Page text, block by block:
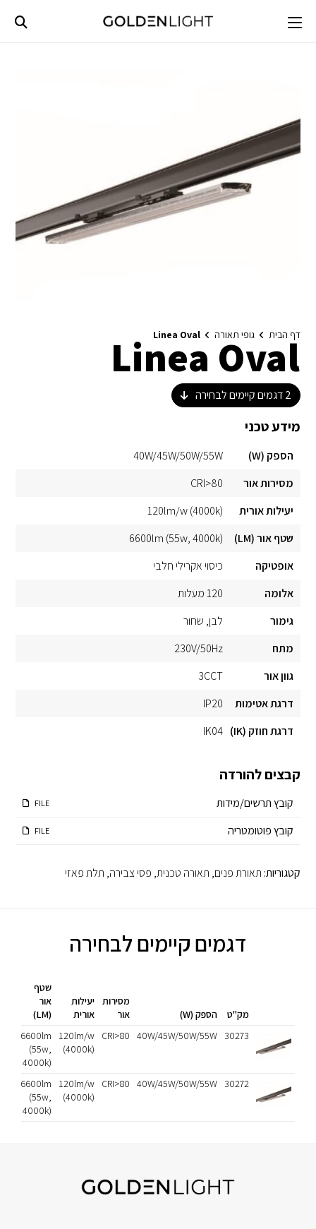
content
דף הבית גופי תאורה Linea Oval
Linea Oval
2דגמים קיימים לבחירה
מידע טכני
הספק (W)
40W/45W/50W/55W
מסירות אור
CRI>80
יעילות אורית
120lm/w (4000k)
שטף אור (LM)
6600lm (55w, 4000k)
אופטיקה
כיסוי אקרילי חלבי
אלומה
120 מעלות
גימור
לבן שחור
מתח
230V/50Hz
גוון אור
3CCT
דרגת אטימות
IP20
דרגת חוזק (IK)
IK04
קבצים להורדה
קובץ תרשים/מידות FILE
קובץ פוטומטריה FILE
קטגוריות: תאורת פנים, תאורה טכנית, פסי צבירה, תלת פאזי
דגמים קיימים לבחירה
מק"ט הספק (W)
מסירות
אור
יעילות
אורית
שטף
אור
(LM)
30273
40W/45W/50W/55W
CRI>80
120lm/w
(4000k)
6600lm
(55w,
4000k)
30272
40W/45W/50W/55W
CRI>80
120lm/w
(4000k)
6600lm
(55w,
4000k)